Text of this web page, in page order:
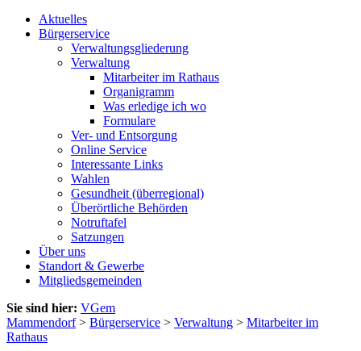
Aktuelles
Bürgerservice
Verwaltungsgliederung
Verwaltung
Mitarbeiter im Rathaus
Organigramm
Was erledige ich wo
Formulare
Ver- und Entsorgung
Online Service
Interessante Links
Wahlen
Gesundheit (überregional)
Überörtliche Behörden
Notruftafel
Satzungen
Über uns
Standort & Gewerbe
Mitgliedsgemeinden
Sie sind hier: VGem
Mammendorf> Bürgerservice > Verwaltung > Mitarbeiter im
Rathaus